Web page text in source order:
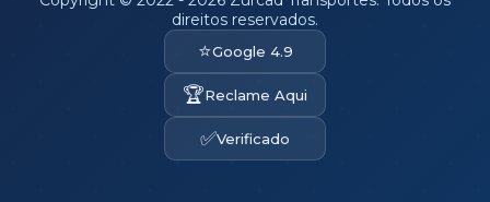
direitos reservados.
⭐Google 4.9
🏆Reclame Aqui
✅Verificado